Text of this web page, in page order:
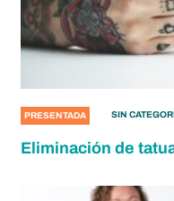
PRESENTADA SIN
Eliminación de